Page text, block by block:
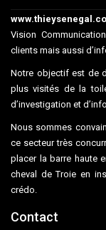
Vision
clients mais aussi
Notre objectif est de
plus visités de la
d’investigation et
Nous sommes
ce secteur très
placer la barre haute
cheval de Troie en
crédo.
Contact